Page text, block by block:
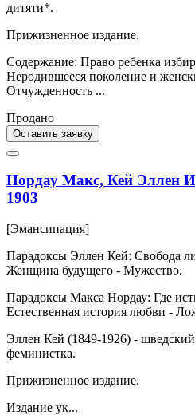
дитяти*.
Прижизненное издание.
Содержание: Право ребенка
Неродившееся поколение и
Отчужденность ...
Продано
Оставить заявку
Нордау Макс, Кей Эллен
1903
[Эмансипация]
Парадоксы Эллен Кей: Свобода
Женщина будущего - Мужество.
Парадоксы Макса Нордау: Где
Естественная история любви -
Эллен Кей (1849-1926) -
феминистка.
Прижизненное издание.
Издание ук...